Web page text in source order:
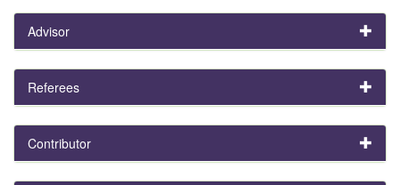
Advisor
Referees
Contributor